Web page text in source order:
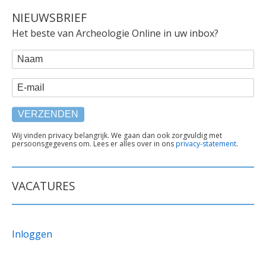
NIEUWSBRIEF
Het beste van Archeologie Online in uw inbox?
WEBFORM
Naam
E-mail
TEKST
ONDER
Wij vinden privacy belangrijk. We gaan dan ook zorgvuldig met
persoonsgegevens om. Lees er alles over in onsprivacy-statement.
VACATURES
Inloggen